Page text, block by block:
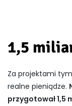
1,5
Za projektami
realne pieniądze.
przygotował 1,5